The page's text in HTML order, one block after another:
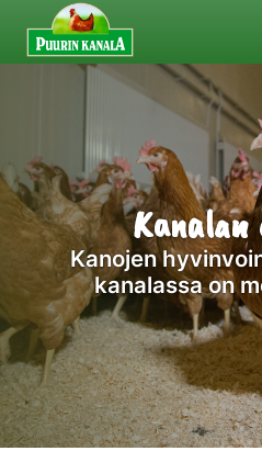
Kanalan
Kanojen
kanalassa on